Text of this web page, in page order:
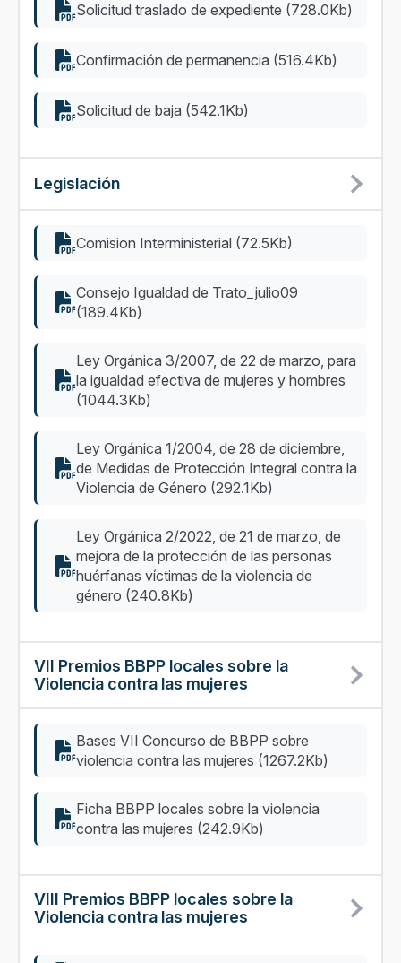
Solicitud traslado de expediente (728.0Kb)
Confirmación de permanencia (516.4Kb)
Solicitud de baja (542.1Kb)
Legislación
Comision Interministerial (72.5Kb)
Consejo Igualdad de Trato_julio09
(189.4Kb)
Ley Orgánica 3/2007, de 22 de marzo, para
la igualdad efectiva de mujeres y hombres
(1044.3Kb)
Ley Orgánica 1/2004, de 28 de diciembre,
de Medidas de Protección Integral contra la
Violencia de Género (292.1Kb)
Ley Orgánica 2/2022, de 21 de marzo, de
mejora de la protección de las personas
huérfanas víctimas de la violencia de
género (240.8Kb)
VII Premios BBPP locales sobre la
Violencia contra las mujeres
Bases VII Concurso de BBPP sobre
violencia contra las mujeres (1267.2Kb)
Ficha BBPP locales sobre la violencia
contra las mujeres (242.9Kb)
VIII Premios BBPP locales sobre la
Violencia contra las mujeres